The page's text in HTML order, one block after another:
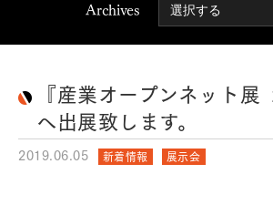
Archives
『産業オープンネット展
へ出展致します。
2019.06.05 新着情報 展示会